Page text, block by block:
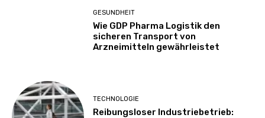
GESUNDHEIT
Wie GDP Pharma Logistik den
sicheren Transport von
Arzneimitteln gewährleistet
TECHNOLOGIE
Reibungsloser Industriebetrieb: